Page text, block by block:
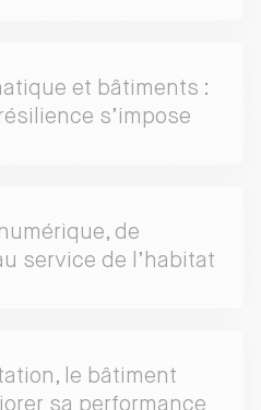
et bâtiments :
s’impose
de
service de l’habitat
le bâtiment
sa performance